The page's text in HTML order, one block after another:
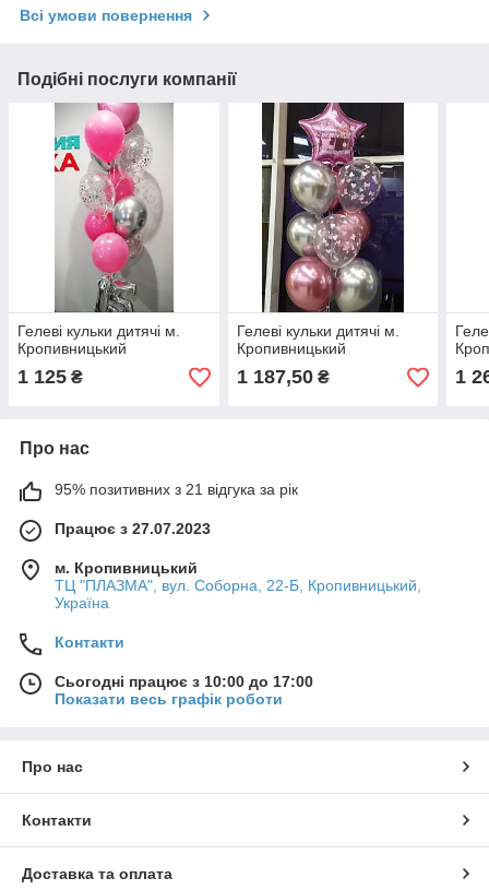
Всі умови повернення
Подібні послуги компанії
Гелеві кульки дитячі м.
Кропивницький
1 125 ₴
Гелеві кульки дитячі м.
Кропивницький
1 187,50₴ 1
Про нас
95% позитивних з 21 відгука за рік
Працює з 27.07.2023
м. Кропивницький
ТЦ "ПЛАЗМА", вул. Соборна, 22-Б, Кропивницький,
Україна
Контакти
Сьогодні працює з 10:00 до 17:00
Показати весь графік роботи
Про нас
Контакти
Доставка та оплата